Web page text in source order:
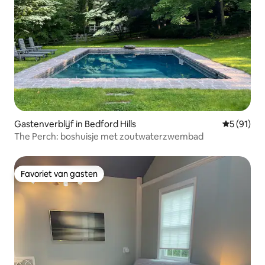
Gastenverblijf in Bedford Hills
5 (91)
The Perch: boshuisje met zoutwaterzwembad
Favoriet van gasten
Favoriet van gasten